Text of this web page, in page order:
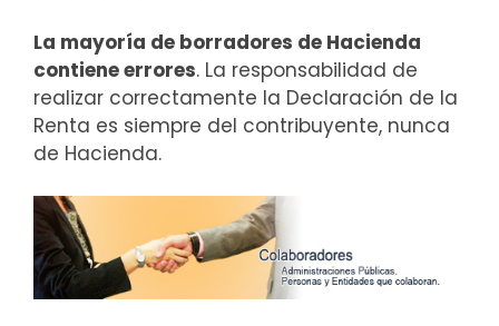
La mayoría de borradores de Hacienda
contiene errores. La responsabilidad de
realizar correctamente la Declaración de la
Renta es siempre del contribuyente, nunca
de Hacienda.